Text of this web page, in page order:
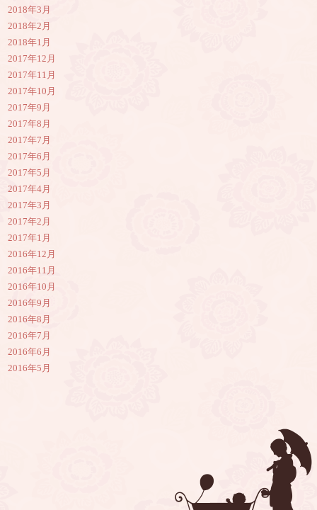
2018年3月
2018年2月
2018年1月
2017年12月
2017年11月
2017年10月
2017年9月
2017年8月
2017年7月
2017年6月
2017年5月
2017年4月
2017年3月
2017年2月
2017年1月
2016年12月
2016年11月
2016年10月
2016年9月
2016年8月
2016年7月
2016年6月
2016年5月